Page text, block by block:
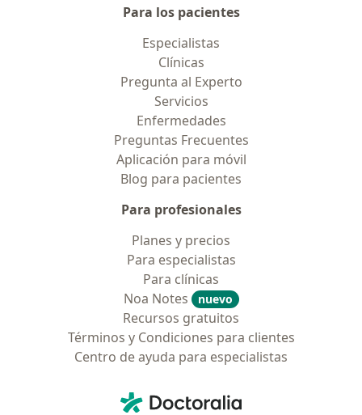
Para los pacientes
Especialistas
Clínicas
Pregunta al Experto
Servicios
Enfermedades
Preguntas Frecuentes
Aplicación para móvil
Blog para pacientes
Para profesionales
Planes y precios
Para especialistas
Para clínicas
Noa Notes
nuevo
Recursos gratuitos
Términos y Condiciones para clientes
Centro de ayuda para especialistas
Doctoralia - Página de inicio